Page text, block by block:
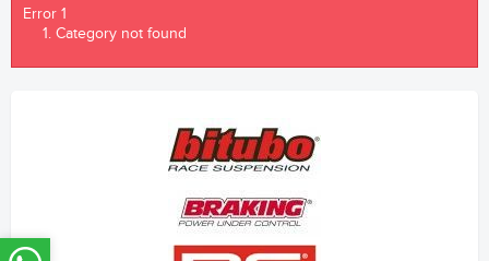
Error 1
Category not found